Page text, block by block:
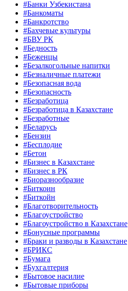
#Банки Узбекистана
#Банкоматы
#Банкротство
#Бахчевые культуры
#БВУ РК
#Бедность
#Беженцы
#Безалкогольные напитки
#Безналичные платежи
#Безопасная вода
#Безопасность
#Безработица
#Безработица в Казахстане
#Безработные
#Беларусь
#Бензин
#Бесплодие
#Бетон
#Бизнес в Казахстане
#Бизнес в РК
#Биоразнообразие
#Биткоин
#Биткойн
#Благотворительность
#Благоустройство
#Благоустройство в Казахстане
#Бонусные программы
#Браки и разводы в Казахстане
#БРИКС
#Бумага
#Бухгалтерия
#Бытовое насилие
#Бытовые приборы